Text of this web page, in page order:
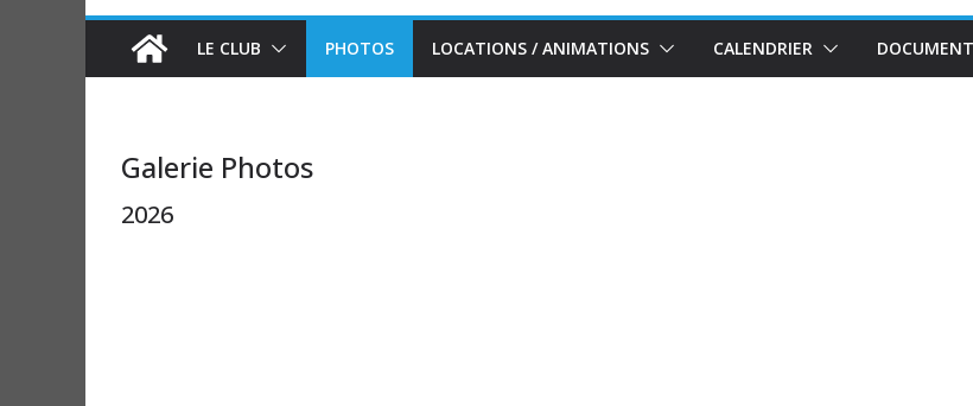
LE CLUB PHOTOS LOCATIONS / ANIMATIONS CALENDRIER
Galerie Photos
2026